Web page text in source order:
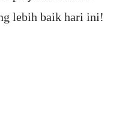
lebih baik hari ini!